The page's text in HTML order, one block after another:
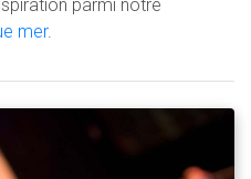
parmi notre
mer.